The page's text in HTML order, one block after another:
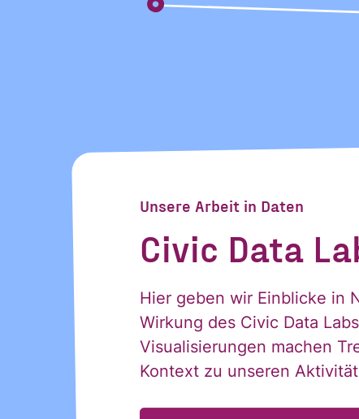
Unsere Arbeit in Daten
Civic Data
Hier geben wir Einblicke in
Wirkung des Civic Data
Visualisierungen machen
Kontext zu unseren